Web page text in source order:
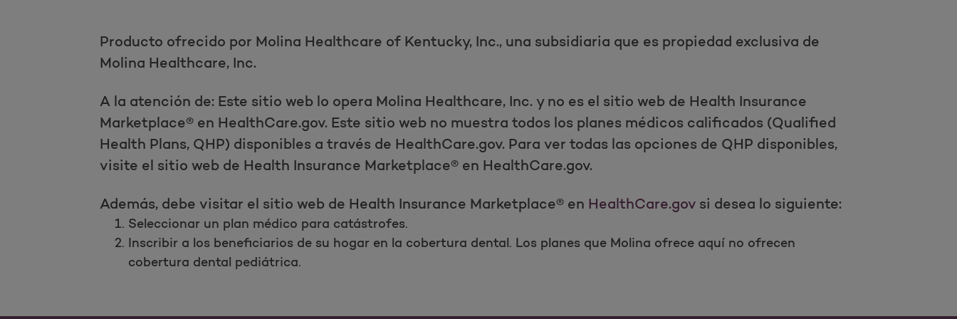
Producto ofrecido por Molina Healthcare of Kentucky, Inc., una subsidiaria que es propiedad exclusiva de
Molina Healthcare, Inc.
A la atención de: Este sitio web lo opera Molina Healthcare, Inc. y no es el sitio web de Health Insurance
Marketplace® en HealthCare.gov. Este sitio web no muestra todos los planes médicos calificados (Qualified
Health Plans, QHP) disponibles a través de HealthCare.gov. Para ver todas las opciones de QHP disponibles,
visite el sitio web de Health Insurance Marketplace® en HealthCare.gov.
Además, debe visitar el sitio web de Health Insurance Marketplace® en HealthCare.govsi desea lo siguiente:
Seleccionar un plan médico para catástrofes.
Inscribir a los beneficiarios de su hogar en la cobertura dental. Los planes que Molina ofrece aquí no ofrecen
cobertura dental pediátrica.